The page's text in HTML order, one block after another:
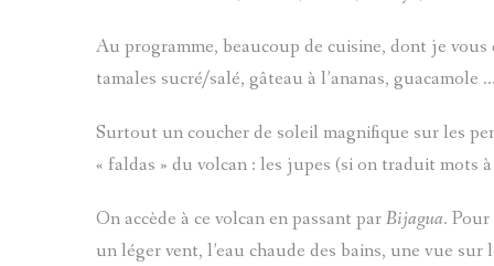
Au programme, beaucoup de cuisine, dont je
tamales sucré/salé, gâteau à l’ananas,
Surtout un coucher de soleil magnifique sur les
« faldas » du volcan : les jupes (si on traduit mots
On accède à ce volcan en passant parBijagua.
un léger vent, l’eau chaude des bains, une vue